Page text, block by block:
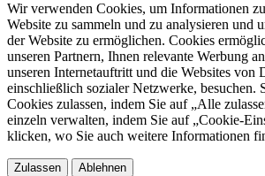
Wir verwenden Cookies, um Informationen
Website zu sammeln und zu analysieren und
der Website zu ermöglichen. Cookies
unseren Partnern, Ihnen relevante Werbung
unseren Internetauftritt und die Websites von
einschließlich sozialer Netzwerke, besuchen.
Cookies zulassen, indem Sie auf „Alle
einzeln verwalten, indem Sie auf „Cookie-
klicken, wo Sie auch weitere Informationen
Zulassen
Ablehnen